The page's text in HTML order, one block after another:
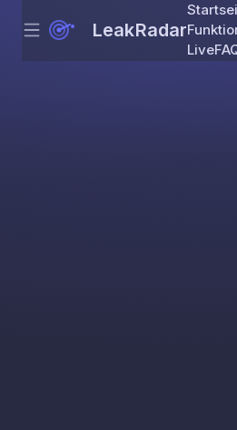
Skip
Menu LeakRadar
Live